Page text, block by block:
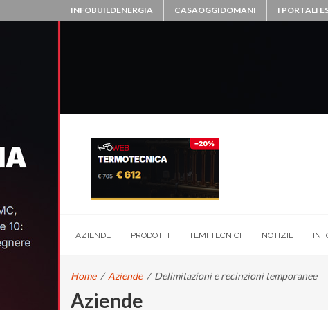
INFOBUILDENERGIA CASAOGGIDOMANI I PORTALI
AZIENDE PRODOTTI TEMI TECNICI NOTIZIE
Home / Aziende / Delimitazioni e recinzioni temporanee
Aziende